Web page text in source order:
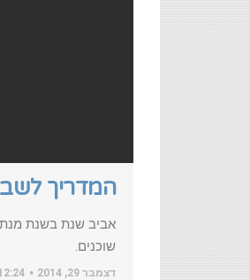
המדריך
אביב שנת בשנת
שוכנים.
דצמבר 29, 2014 pm